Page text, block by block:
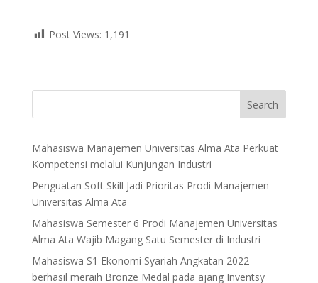
Post Views: 1,191
Search
Mahasiswa Manajemen Universitas Alma Ata Perkuat
Kompetensi melalui Kunjungan Industri
Penguatan Soft Skill Jadi Prioritas Prodi Manajemen
Universitas Alma Ata
Mahasiswa Semester 6 Prodi Manajemen Universitas
Alma Ata Wajib Magang Satu Semester di Industri
Mahasiswa S1 Ekonomi Syariah Angkatan 2022
berhasil meraih Bronze Medal pada ajang Inventsy